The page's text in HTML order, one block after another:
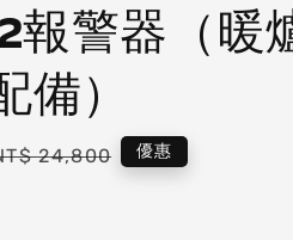
報警器（暖
）
24,800 優惠